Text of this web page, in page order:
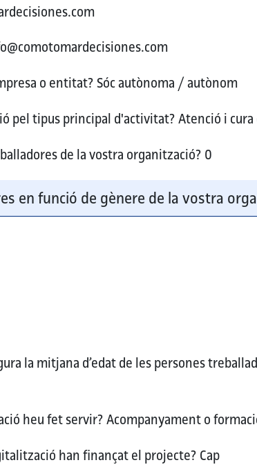
o entitat?Sóc autònoma / autònom
pel tipus principal d'activitat?Atenció i
de la vostra organització? 0
en funció de gènere de la vostra
la mitjana d’edat de les persones
heu fet servir?Acompanyament o
han finançat el projecte? Cap